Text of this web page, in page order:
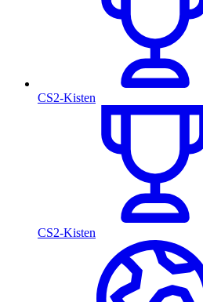
CS2-Kisten
CS2-Kisten